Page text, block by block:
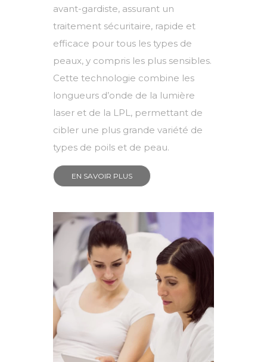
avant-gardiste, assurant un
traitement sécuritaire, rapide et
efficace pour tous les types de
peaux, y compris les plus sensibles.
Cette technologie combine les
longueurs d’onde de la lumière
laser et de la LPL, permettant de
cibler une plus grande variété de
types de poils et de peau.
EN SAVOIR PLUS